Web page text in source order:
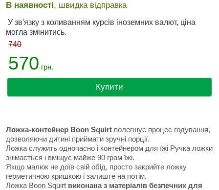
В наявності, швидка відправка
У зв'язку з коливанням курсів іноземних валют, ціна
могла змінитись.
740
570 грн.
Купити
Ложка-контейнер Boon Squirt полегшує процес годування,
дозволяючи дитині приймати зручні порції.
Ложка служить одночасно і контейнером для їжі Ручка ложки
знімається і вміщує майже 90 грам їжі.
Якщо малюк не доїв свій обід, просто закрийте ложку
герметичною кришкою і залиште на потім.
Ложка Boon Squirt виконана з матеріалів безпечних для